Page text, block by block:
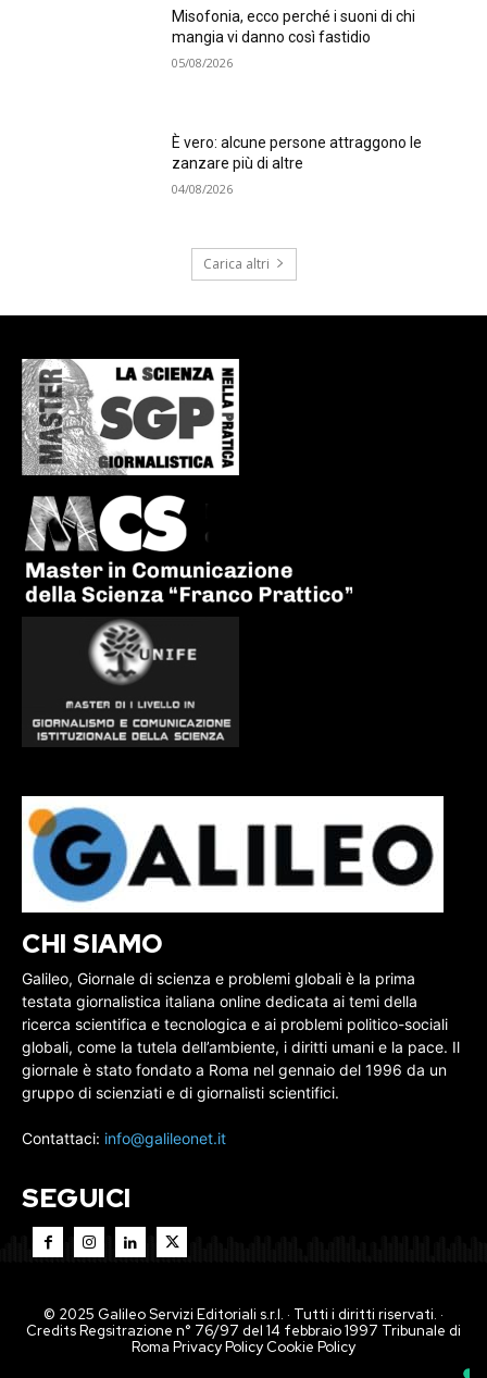
Misofonia, ecco perché i suoni di chi
mangia vi danno così fastidio
05/08/2026
È vero: alcune persone attraggono le
zanzare più di altre
04/08/2026
Carica altri
CHI SIAMO
Galileo, Giornale di scienza e problemi globali è la prima
testata giornalistica italiana online dedicata ai temi della
ricerca scientifica e tecnologica e ai problemi politico-sociali
globali, come la tutela dell’ambiente, i diritti umani e la pace. Il
giornale è stato fondato a Roma nel gennaio del 1996 da un
gruppo di scienziati e di giornalisti scientifici.
Contattaci: info@galileonet.it
SEGUICI
© 2025 Galileo Servizi Editoriali s.r.l. · Tutti i diritti riservati. ·
Credits Regsitrazione n° 76/97 del 14 febbraio 1997 Tribunale di
Roma Privacy PolicyCookie Policy